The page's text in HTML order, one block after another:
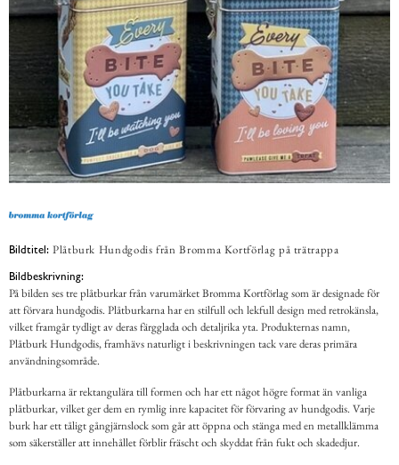
Bildtitel: Plåtburk Hundgodis från Bromma Kortförlag på trätrappa
Bildbeskrivning:
På bilden ses tre plåtburkar från varumärket Bromma Kortförlag som är designade för
att förvara hundgodis. Plåtburkarna har en stilfull och lekfull design med retrokänsla,
vilket framgår tydligt av deras färgglada och detaljrika yta. Produkternas namn,
Plåtburk Hundgodis, framhävs naturligt i beskrivningen tack vare deras primära
användningsområde.
Plåtburkarna är rektangulära till formen och har ett något högre format än vanliga
plåtburkar, vilket ger dem en rymlig inre kapacitet för förvaring av hundgodis. Varje
burk har ett tåligt gångjärnslock som går att öppna och stänga med en metallklämma
som säkerställer att innehållet förblir fräscht och skyddat från fukt och skadedjur.